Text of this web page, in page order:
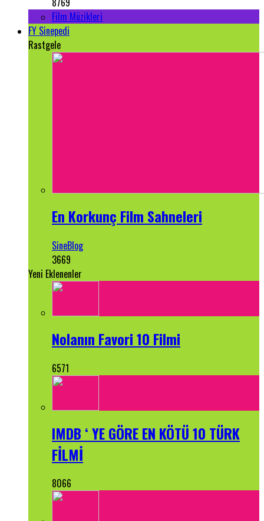
Film Müzikleri
FY Sinepedi
Rastgele
En Korkunç Film Sahneleri
SineBlog
3669
Yeni Eklenenler
Nolanın Favori 10 Filmi
6571
IMDB ‘ YE GÖRE EN KÖTÜ 10 TÜRK
FİLMİ
8066